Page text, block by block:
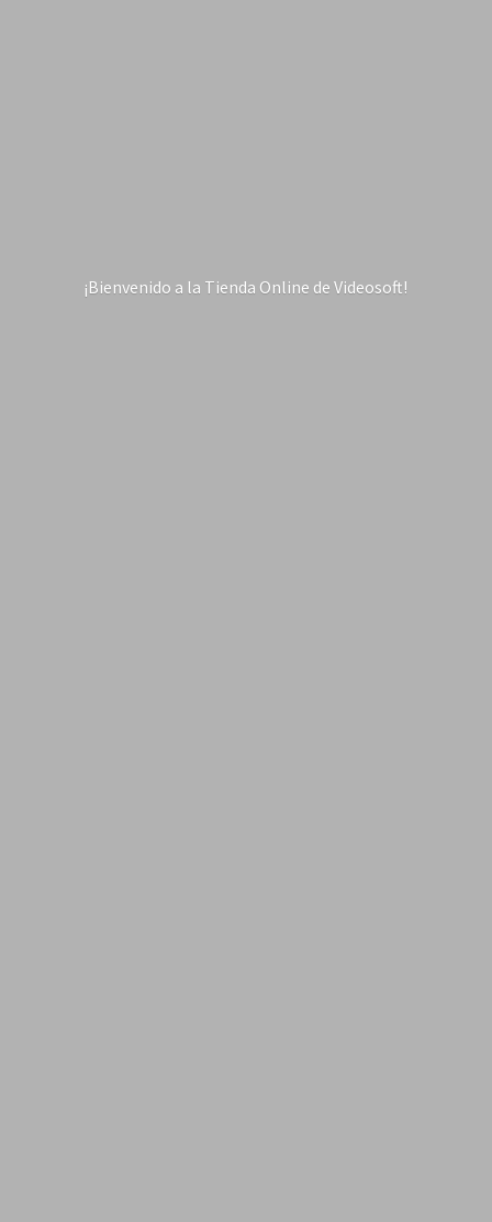
¡Bienvenido a la Tienda Online de Videosoft!